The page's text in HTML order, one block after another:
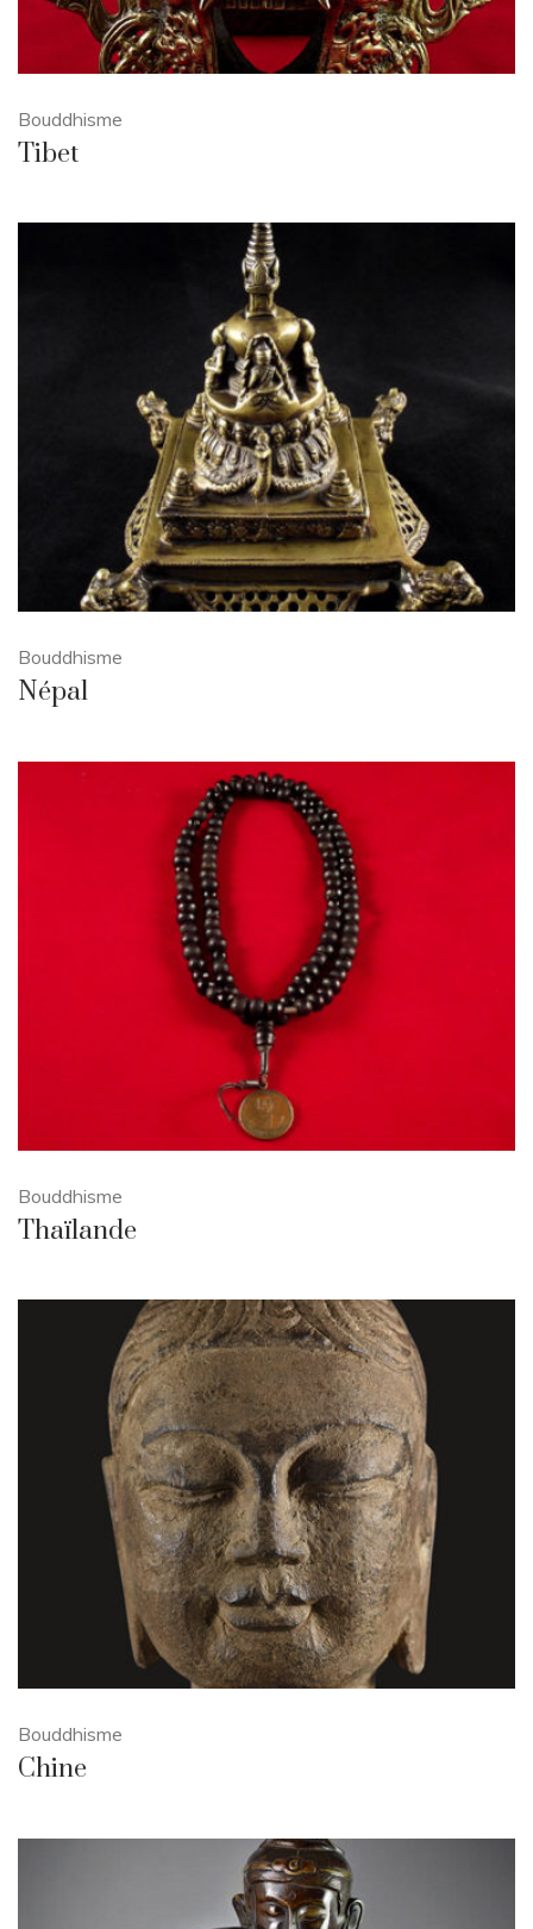
Bouddhisme
Tibet
Bouddhisme
Népal
Bouddhisme
Thaïlande
Bouddhisme
Chine